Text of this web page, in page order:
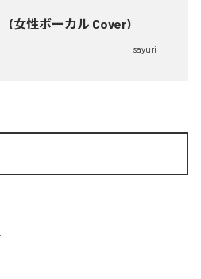
(女性ボーカル Cover)
sayuri